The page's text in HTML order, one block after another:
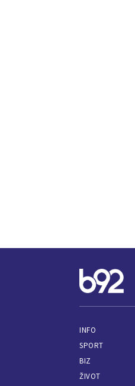
INFO
SPORT
BIZ
ŽIVOT